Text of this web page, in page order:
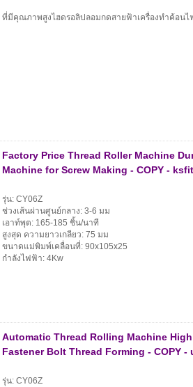
ที่มีคุณภาพสูงไฮดรอลิปลอมกดสายฟ้าเครื่องทำค้อนไ
Factory Price Thread Roller Machine
Machine for Screw Making - COPY -
รุ่น: CY06Z
ช่วงเส้นผ่านศูนย์กลาง: 3-6 มม
เอาท์พุต: 165-185 ชิ้น/นาที
สูงสุด ความยาวเกลียว: 75 มม
ขนาดแม่พิมพ์เคลื่อนที่: 90x105x25
กำลังไฟฟ้า: 4Kw
Automatic Thread Rolling Machine
Fastener Bolt Thread Forming - COPY -
รุ่น: CY06Z